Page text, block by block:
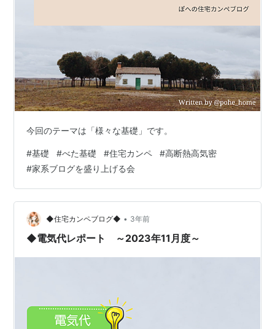
今回のテーマは「様々な基礎」です。
#基礎 #べた基礎 #住宅カンペ #高断熱高気密
#家系ブログを盛り上げる会
◆住宅カンペブログ◆ • 3年前
◆電気代レポート ～2023年11月度～